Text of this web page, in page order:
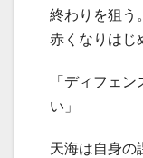
終わりを狙う
赤くなりはじ
「ディフェ
い」
天海は自身の